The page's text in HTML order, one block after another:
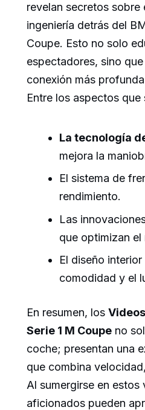
revelan secretos sobre
ingeniería detrás del
Coupe. Esto no solo
espectadores, sino
conexión más
Entre los aspectos que
La tecnología
mejora la
El sistema de
rendimiento.
Las
que optimizan el
El diseño
comodidad y el
En resumen, los
Serie 1 M Coupe no
coche; presentan una
que combina
Al sumergirse en estos
aficionados pueden